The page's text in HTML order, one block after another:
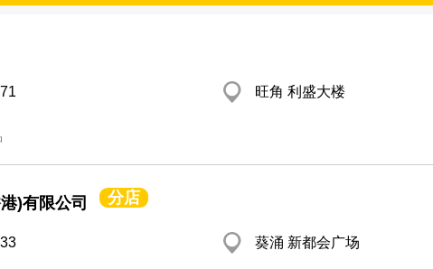
旺角 利盛大楼
)有限公司 分店
葵涌 新都会广场